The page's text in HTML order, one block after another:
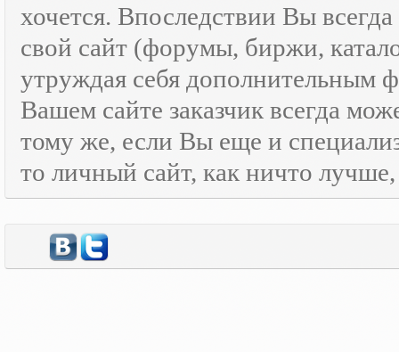
хочется. Впоследствии Вы
свой сайт (форумы, биржи,
утруждая себя дополнительным
Вашем сайте заказчик всегда
тому же, если Вы еще и
то личный сайт, как ничто